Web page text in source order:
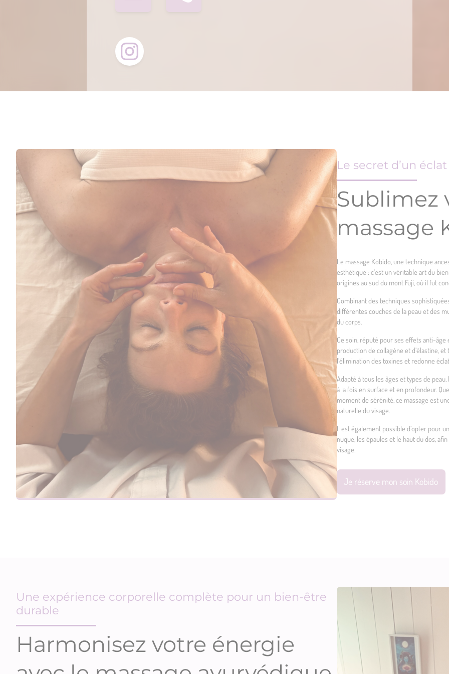
Le secret d’un
Sublimez
massage
Le massage Kobido, une technique
esthétique : c’est un véritable art du
origines au sud du mont Fuji, où il fut
Combinant des techniques
différentes couches de la peau et des
du corps.
Ce soin, réputé pour ses effets anti-
production de collagène et d’élastine,
l’élimination des toxines et redonne
Adapté à tous les âges et types de
à la fois en surface et en profondeur.
moment de sérénité, ce massage est
naturelle du visage.
Il est également possible d’opter pour
nuque, les épaules et le haut du dos,
visage.
Je réserve mon soin Kobido
Une expérience corporelle complète pour un bien-être
durable
Harmonisez votre énergie